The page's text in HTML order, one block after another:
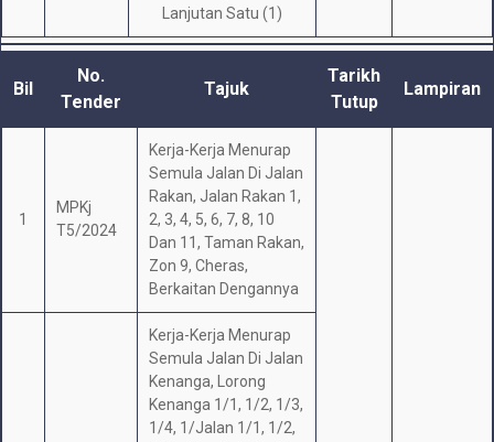
Lanjutan Satu (1)
Bil
No.
Tender
Tajuk
Tarikh
Tutup
Lampiran
1
MPKj
T5/2024
Kerja-Kerja Menurap
Semula Jalan Di Jalan
Rakan, Jalan Rakan 1,
2, 3, 4, 5, 6, 7, 8, 10
Dan 11, Taman Rakan,
Zon 9, Cheras,
Berkaitan Dengannya
Kerja-Kerja Menurap
Semula Jalan Di Jalan
Kenanga, Lorong
Kenanga 1/1, 1/2, 1/3,
1/4, 1/Jalan 1/1, 1/2,